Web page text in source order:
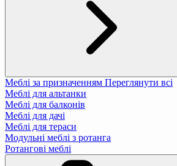
Меблі за призначенням Переглянути всі
Меблі для альтанки
Меблі для балконів
Меблі для дачі
Меблі для тераси
Модульні меблі з ротанга
Ротангові меблі